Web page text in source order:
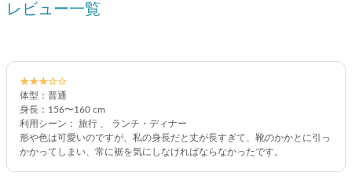
レビュー一覧
★★★☆☆
体型：普通
身長：156〜160 cm
利用シーン： 旅行 、 ランチ・ディナー
形や色は可愛いのですが、私の身長だと丈が長すぎて、靴のかかとに引っ
かかってしまい、常に裾を気にしなければならなかったです。